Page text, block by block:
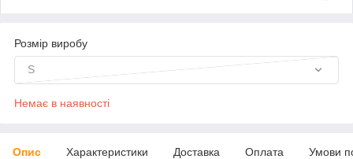
Розмір виробу
S
Немає в наявності
Опис Характеристики Доставка Оплата Умови